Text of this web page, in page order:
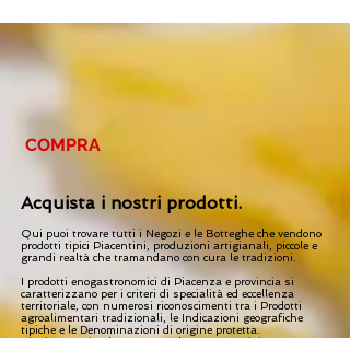
COMPRA
Acquista i nostri prodotti.
Qui puoi trovare tutti i Negozi e le Botteghe che vendono
prodotti tipici Piacentini, produzioni artigianali, piccole e
grandi realtà che tramandano con cura le tradizioni.
I prodotti enogastronomici di Piacenza e provincia si
caratterizzano per i criteri di specialità ed eccellenza
territoriale, con numerosi riconoscimenti tra i Prodotti
agroalimentari tradizionali, le Indicazioni geografiche
tipiche e le Denominazioni di origine protetta.